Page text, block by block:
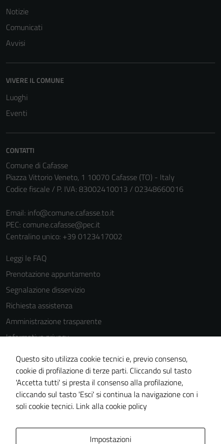
Notizie
Comunicati
Avvisi
VIVERE IL COMUNE
Luoghi
Eventi
CONTATTI
Comune di Cafasse
Piazza Vittorio Veneto, 1 10070 Cafasse (TO) - Italy
Codice fiscale / P. IVA: 83002410013 / 02348660016
Email: info@comune.cafasse.to.it
PEC: comune.cafasse@pec.it
Centralino unico: +39 0123417002
Leggi le FAQ
Prenotazione appuntamento
Segnalazione disservizio
Richiesta assistenza
Amministrazione trasparente
Informativa privacy
Cookie Policy
Note legali
Dichiarazione di accessibilità
Piano di miglioramento del sito
Questo sito utilizza cookie tecnici e, previo consenso,
cookie di profilazione di terze parti. Cliccando sul tasto
'Accetta tutti' si presta il consenso alla profilazione,
cliccando sul tasto 'Esci' si continua la navigazione con i
soli cookie tecnici. Link alla cookie policy
Impostazioni